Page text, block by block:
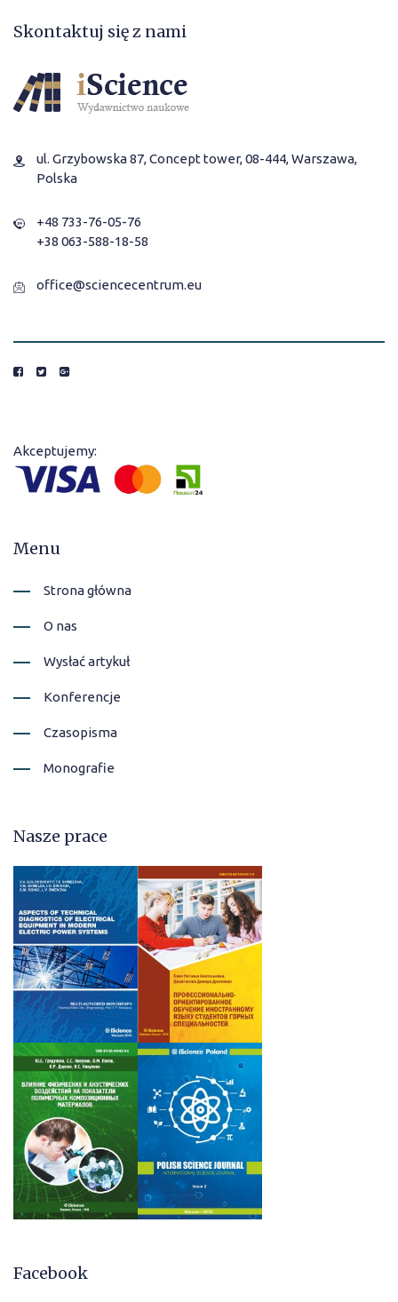
Skontaktuj się z nami
ul. Grzybowska 87, Concept tower, 08-444, Warszawa,
Polska
+48 733-76-05-76
+38 063-588-18-58
office@sciencecentrum.eu
Akceptujemy:
Menu
Strona główna
O nas
Wysłać artykuł
Konferencje
Czasopisma
Monografie
Nasze prace
Facebook